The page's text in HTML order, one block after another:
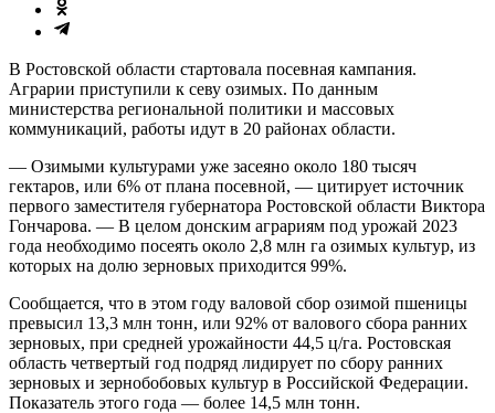
В Ростовской области стартовала посевная кампания.
Аграрии приступили к севу озимых. По данным
министерства региональной политики и массовых
коммуникаций, работы идут в 20 районах области.
— Озимыми культурами уже засеяно около 180 тысяч
гектаров, или 6% от плана посевной, — цитирует источник
первого заместителя губернатора Ростовской области Виктора
Гончарова. — В целом донским аграриям под урожай 2023
года необходимо посеять около 2,8 млн га озимых культур, из
которых на долю зерновых приходится 99%.
Сообщается, что в этом году валовой сбор озимой пшеницы
превысил 13,3 млн тонн, или 92% от валового сбора ранних
зерновых, при средней урожайности 44,5 ц/га. Ростовская
область четвертый год подряд лидирует по сбору ранних
зерновых и зернобобовых культур в Российской Федерации.
Показатель этого года — более 14,5 млн тонн.